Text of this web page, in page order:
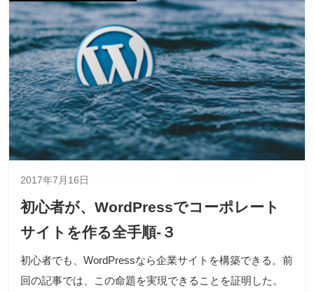
2017年7月16日
初心者が、WordPressでコーポレート
サイトを作る全手順-３
初心者でも、WordPressなら企業サイトを構築できる。前
回の記事では、この命題を実現できることを証明した。